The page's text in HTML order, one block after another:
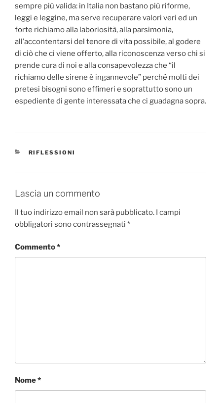
sempre più valida: in Italia non bastano più riforme,
leggi e leggine, ma serve recuperare valori veri ed un
forte richiamo alla laboriosità, alla parsimonia,
all’accontentarsi del tenore di vita possibile, al godere
di ciò che ci viene offerto, alla riconoscenza verso chi si
prende cura di noi e alla consapevolezza che “il
richiamo delle sirene è ingannevole” perché molti dei
pretesi bisogni sono effimeri e soprattutto sono un
espediente di gente interessata che ci guadagna sopra.
CATEGORIE
RIFLESSIONI
Lascia un commento
Il tuo indirizzo email non sarà pubblicato. I campi
obbligatori sono contrassegnati *
Commento*
Nome*